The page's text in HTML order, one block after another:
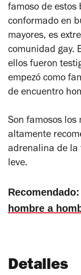
famoso de estos
conformado en
mayores, es
comunidad gay.
ellos fueron
empezó como
de encuentro
Son famosos los
altamente
adrenalina de la
leve.
Recomendado:
hombre a
Detalles